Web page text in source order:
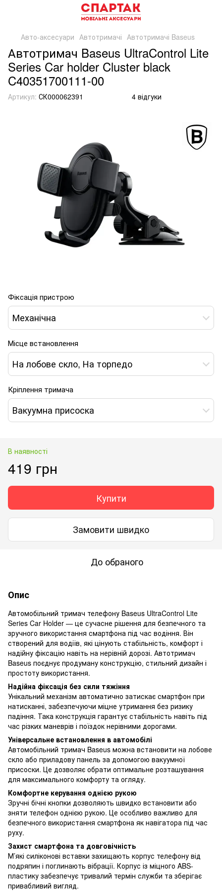
Авто-аксесуари Автотримачі Автотримачі Baseus
Автотримач Baseus UltraControl Lite
Series Car holder Cluster black
C40351700111-00
Артикул: СК000062391 4 відгуки
Фіксація пристрою
Механічна
Місце встановлення
На лобове скло, На торпедо
Кріплення тримача
Вакуумна присоска
В наявності
419 грн
Купити
Замовити швидко
До обраного
Опис
Автомобільний тримач телефону Baseus UltraControl Lite
Series Car Holder — це сучасне рішення для безпечного та
зручного використання смартфона під час водіння. Він
створений для водіїв, які цінують стабільність, комфорт і
надійну фіксацію навіть на нерівній дорозі. Автотримач
Baseus поєднує продуману конструкцію, стильний дизайн і
простоту використання.
Надійна фіксація без сили тяжіння
Унікальний механізм автоматично затискає смартфон при
натисканні, забезпечуючи міцне утримання без ризику
падіння. Така конструкція гарантує стабільність навіть під
час різких маневрів і поїздок нерівними дорогами.
Універсальне встановлення в автомобілі
Автомобільний тримач Baseus можна встановити на лобове
скло або приладову панель за допомогою вакуумної
присоски. Це дозволяє обрати оптимальне розташування
для максимального комфорту та огляду.
Комфортне керування однією рукою
Зручні бічні кнопки дозволяють швидко встановити або
зняти телефон однією рукою. Це особливо важливо для
безпечного використання смартфона як навігатора під час
руху.
Захист смартфона та довговічність
М’які силіконові вставки захищають корпус телефону від
подряпин і поглинають вібрації. Корпус із міцного ABS-
пластику забезпечує тривалий термін служби та зберігає
привабливий вигляд.